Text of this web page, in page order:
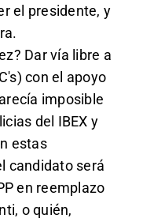
el presidente, y
Dar vía libre a
con el apoyo
imposible
del IBEX y
estas
candidato será
en reemplazo
o quién,